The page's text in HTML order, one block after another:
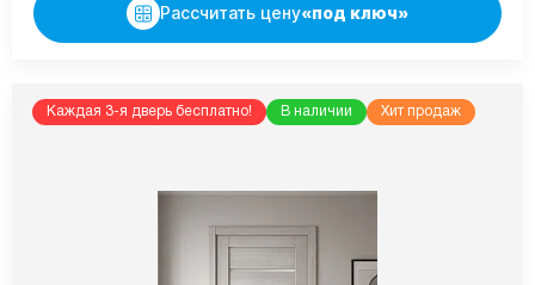
Рассчитать цену«под ключ»
Каждая 3-я дверь бесплатно! В наличии Хит продаж